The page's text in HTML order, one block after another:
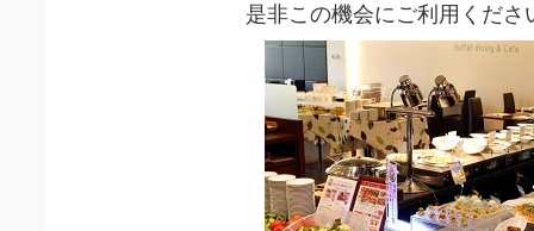
是非この機会にご利用くださ